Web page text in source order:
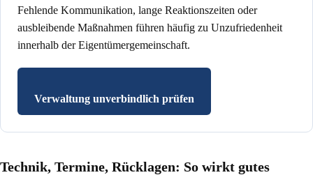
Fehlende Kommunikation, lange Reaktionszeiten oder
ausbleibende Maßnahmen führen häufig zu Unzufriedenheit
innerhalb der Eigentümergemeinschaft.
Verwaltung unverbindlich prüfen
Technik, Termine, Rücklagen: So wirkt gutes